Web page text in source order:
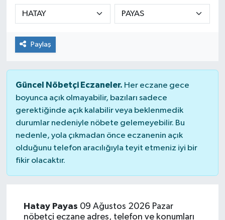
Paylaş
Güncel Nöbetçi Eczaneler. Her eczane gece
boyunca açık olmayabilir, bazıları sadece
gerektiğinde açık kalabilir veya beklenmedik
durumlar nedeniyle nöbete gelemeyebilir. Bu
nedenle, yola çıkmadan önce eczanenin açık
olduğunu telefon aracılığıyla teyit etmeniz iyi bir
fikir olacaktır.
Hatay Payas 09 Ağustos 2026 Pazar
nöbetçi eczane adres, telefon ve konumları
Haber Arşivi